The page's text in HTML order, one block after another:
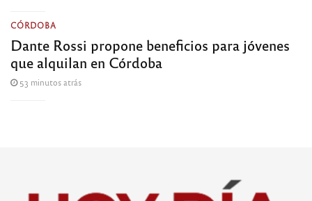
CÓRDOBA
Dante Rossi propone beneficios para jóvenes
que alquilan en Córdoba
53 minutos atrás